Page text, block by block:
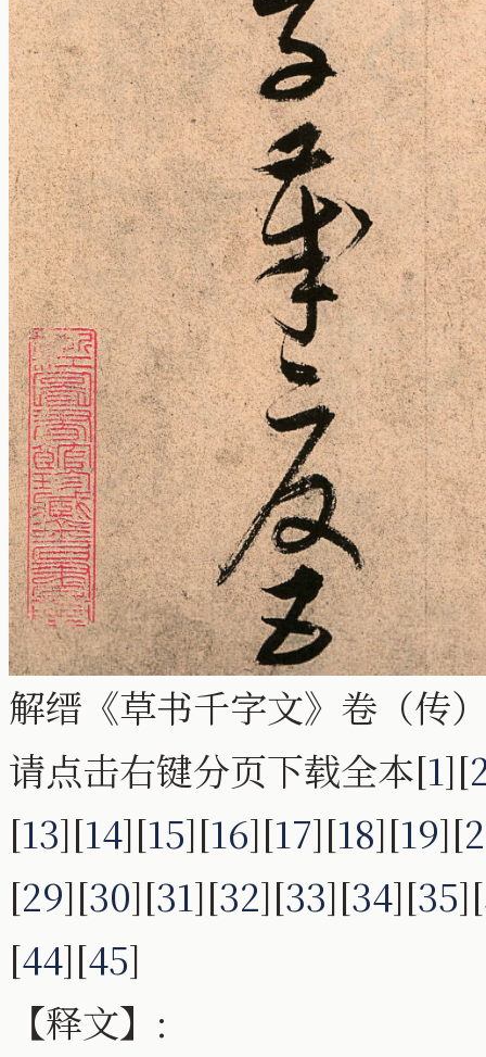
解缙《草书千字文》卷（传
请点击右键分页下载全本[1][
[13][14][15][16][17][18][19][
[29][30][31][32][33][34][35][
[44][45]
【释文】: